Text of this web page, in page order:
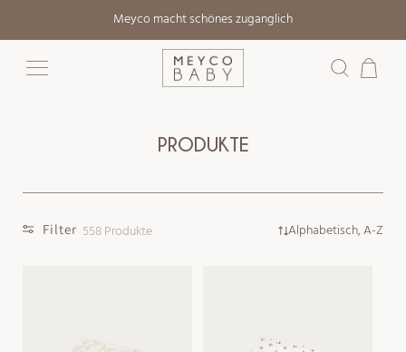
Inhalt
Meyco macht schönes zuganglich
Warenkorb
PRODUKTE
Filter 558 Produkte Alphabetisch, A-Z